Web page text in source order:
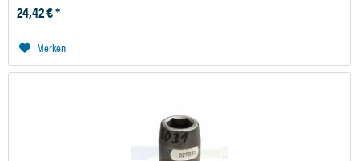
24,42 € *
Merken